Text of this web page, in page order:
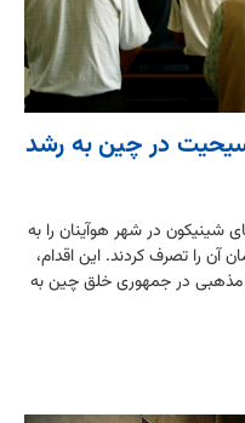
در چین به رشد
شینیکون در شهر هوآینان را به
آن را تصرف کردند. این اقدام،
مذهبی در جمهوری خلق چین به